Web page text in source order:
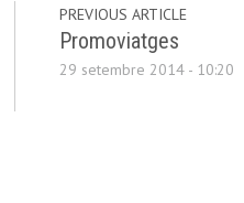
PREVIOUS ARTICLE
Promoviatges
29 setembre 2014 - 10:20